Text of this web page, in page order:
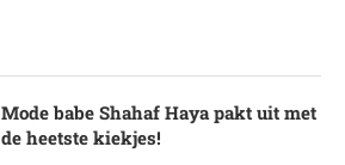
Mode babe Shahaf Haya pakt uit met
de heetste kiekjes!